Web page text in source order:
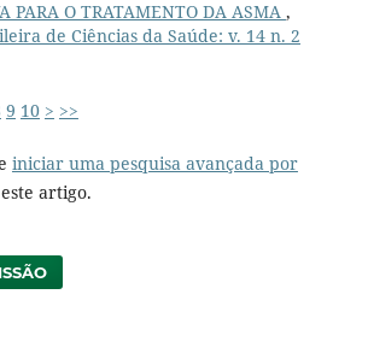
PARA O TRATAMENTO DA ASMA ,
de Ciências da Saúde: v. 14 n. 2
9 10 > >>
iniciar uma pesquisa avançada por
artigo.